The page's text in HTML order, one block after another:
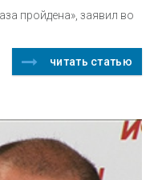
пройдена», заявил во
читать статью